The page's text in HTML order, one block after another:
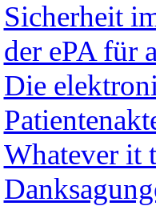
Sicherheit
der ePA für
Die
Whatever it